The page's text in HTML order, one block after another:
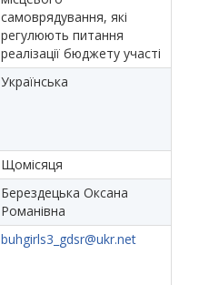
самоврядування, які
регулюють питання
реалізації бюджету участі
Українська
Щомісяця
Берездецька Оксана
Романівна
buhgirls3_gdsr@ukr.net